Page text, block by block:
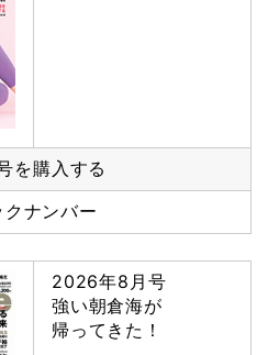
を購入する
クナンバー
2026年8月号
強い朝倉海が
帰ってきた！